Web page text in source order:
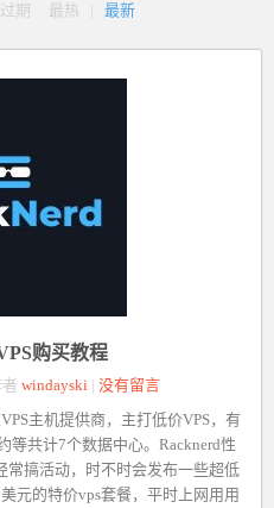
期 最热 最新
购买教程
windayski | 没有留言
主机提供商，主打低价VPS，有
等共计7个数据中心。Racknerd性
常搞活动，时不时会发布一些超低
元的特价vps套餐，平时上网用用